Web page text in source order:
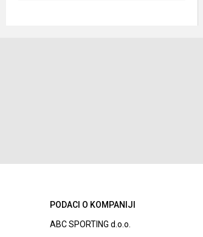
PODACI O KOMPANIJI
ABC SPORTING d.o.o.